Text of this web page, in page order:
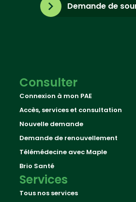
Demande de
Consulter
Connexion à mon PAE
Accès, services et consultation
Nouvelle demande
Demande de renouvellement
Télémédecine avec Maple
Brio Santé
Services
Tous nos services